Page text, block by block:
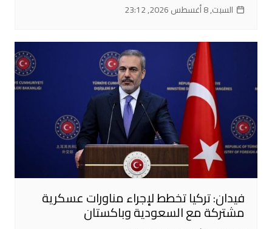
السبت, 8 أغسطس 2026, 23:12
فيدان: تركيا تخطط لإجراء مناورات عسكرية
مشتركة مع السعودية وباكستان